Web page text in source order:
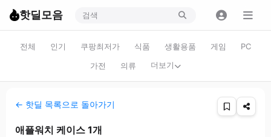
핫딜모음
전체 인기 쿠팡최저가 식품 생활용품 게임
PC
가전
의류 더보기
← 핫딜 목록으로 돌아가기
애플워치 케이스 1개